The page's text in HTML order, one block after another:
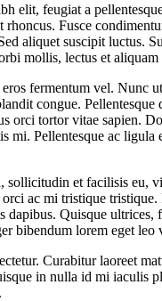
elit, feugiat a
Fusce
aliquet suscipit luctus.
mollis, lectus et
fermentum vel.
congue.
tortor vitae sapien.
Pellentesque ac ligula
et facilisis eu,
ac mi tristique
Quisque
bibendum lorem eget leo
Curabitur laoreet
in nulla id mi iaculis